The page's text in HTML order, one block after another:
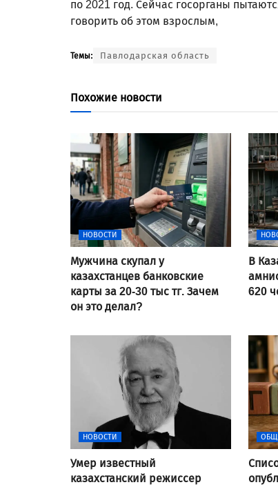
по 2021 год. Сейчас госорганы
говорить об этом взрослым,
Темы: Павлодарская область
Похожие новости
НОВОСТИ
Мужчина скупал у
казахстанцев банковские
карты за 20-30 тыс тг. Зачем
он это делал?
В
620
НОВОСТИ
Умер известный
казахстанский режиссер